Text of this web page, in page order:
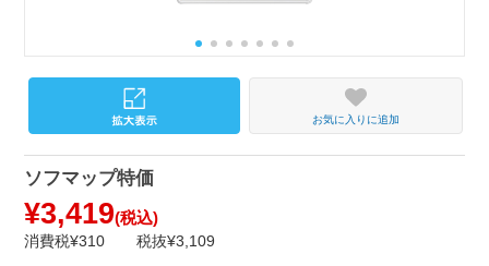
お気に入りに追加
ソフマップ特価
¥3,419(税込)
消費税¥310 税抜¥3,109